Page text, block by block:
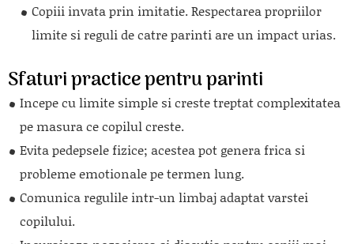
Copiii invata prin imitatie. Respectarea propriilor
limite si reguli de catre parinti are un impact urias.
Sfaturi practice pentru parinti
Incepe cu limite simple si creste treptat complexitatea
pe masura ce copilul creste.
Evita pedepsele fizice; acestea pot genera frica si
probleme emotionale pe termen lung.
Comunica regulile intr-un limbaj adaptat varstei
copilului.